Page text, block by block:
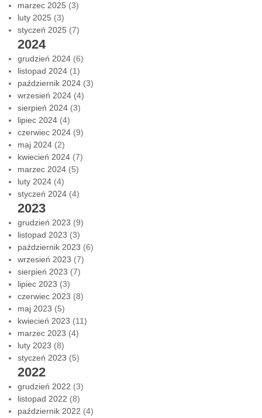
marzec 2025 (3)
luty 2025 (3)
styczeń 2025 (7)
2024
grudzień 2024 (6)
listopad 2024 (1)
październik 2024 (3)
wrzesień 2024 (4)
sierpień 2024 (3)
lipiec 2024 (4)
czerwiec 2024 (9)
maj 2024 (2)
kwiecień 2024 (7)
marzec 2024 (5)
luty 2024 (4)
styczeń 2024 (4)
2023
grudzień 2023 (9)
listopad 2023 (3)
październik 2023 (6)
wrzesień 2023 (7)
sierpień 2023 (7)
lipiec 2023 (3)
czerwiec 2023 (8)
maj 2023 (5)
kwiecień 2023 (11)
marzec 2023 (4)
luty 2023 (8)
styczeń 2023 (5)
2022
grudzień 2022 (3)
listopad 2022 (8)
październik 2022 (4)